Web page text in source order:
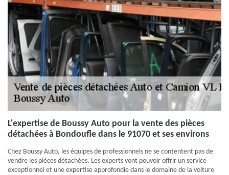
L'expertise de Boussy Auto pour la vente des pièces
détachées à Bondoufle dans le 91070 et ses environs
Chez Boussy Auto, les équipes de professionnels ne se contentent pas de
vendre les pièces détachées. Les experts vont pouvoir offrir un service
exceptionnel et une expertise approfondie dans le domaine de la voiture